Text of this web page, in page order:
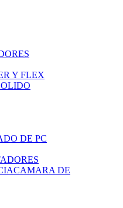
Y FLEX
DE PC
CAMARA DE